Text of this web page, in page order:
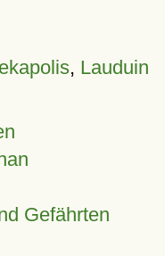
, Lauduin
Gefährten